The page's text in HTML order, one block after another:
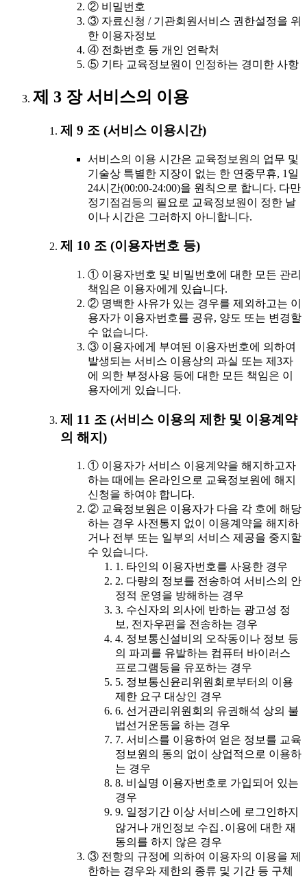
② 비밀번호
③ 자료신청 / 기관회원서비스 권한설정을 위
한 이용자정보
④ 전화번호 등 개인 연락처
⑤ 기타 교육정보원이 인정하는 경미한 사항
제 3 장 서비스의 이용
제 9 조 (서비스 이용시간)
서비스의 이용 시간은 교육정보원의 업무 및
기술상 특별한 지장이 없는 한 연중무휴, 1일
24시간(00:00-24:00)을 원칙으로 합니다. 다만
정기점검등의 필요로 교육정보원이 정한 날
이나 시간은 그러하지 아니합니다.
제 10 조 (이용자번호 등)
① 이용자번호 및 비밀번호에 대한 모든 관리
책임은 이용자에게 있습니다.
② 명백한 사유가 있는 경우를 제외하고는 이
용자가 이용자번호를 공유, 양도 또는 변경할
수 없습니다.
③ 이용자에게 부여된 이용자번호에 의하여
발생되는 서비스 이용상의 과실 또는 제3자
에 의한 부정사용 등에 대한 모든 책임은 이
용자에게 있습니다.
제 11 조 (서비스 이용의 제한 및 이용계약
의 해지)
① 이용자가 서비스 이용계약을 해지하고자
하는 때에는 온라인으로 교육정보원에 해지
신청을 하여야 합니다.
② 교육정보원은 이용자가 다음 각 호에 해당
하는 경우 사전통지 없이 이용계약을 해지하
거나 전부 또는 일부의 서비스 제공을 중지할
수 있습니다.
1. 타인의 이용자번호를 사용한 경우
2. 다량의 정보를 전송하여 서비스의 안
정적 운영을 방해하는 경우
3. 수신자의 의사에 반하는 광고성 정
보, 전자우편을 전송하는 경우
4. 정보통신설비의 오작동이나 정보 등
의 파괴를 유발하는 컴퓨터 바이러스
프로그램등을 유포하는 경우
5. 정보통신윤리위원회로부터의 이용
제한 요구 대상인 경우
6. 선거관리위원회의 유권해석 상의 불
법선거운동을 하는 경우
7. 서비스를 이용하여 얻은 정보를 교육
정보원의 동의 없이 상업적으로 이용하
는 경우
8. 비실명 이용자번호로 가입되어 있는
경우
9. 일정기간 이상 서비스에 로그인하지
않거나 개인정보 수집․이용에 대한 재
동의를 하지 않은 경우
③ 전항의 규정에 의하여 이용자의 이용을 제
한하는 경우와 제한의 종류 및 기간 등 구체